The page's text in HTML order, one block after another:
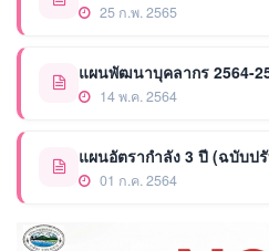
25 ก.พ. 2565
แผนพัฒนาบุคลากร 2564-
14 พ.ค. 2564
แผนอัตรากำลัง 3 ปี (ฉบับป
01 ก.ค. 2564